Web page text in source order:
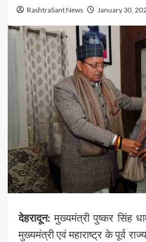
RashtraSant News January 30,
देहरादून:मुख्यमंत्री पुष्कर सिंह
मुख्यमंत्री एवं महाराष्ट्र के पूर्व